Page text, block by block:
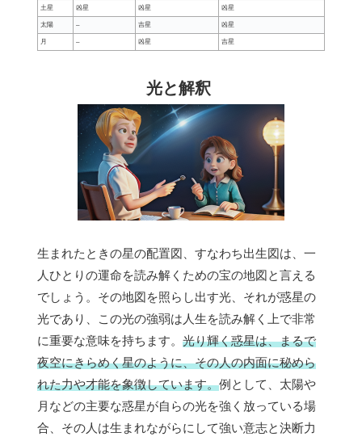
土星 凶星 凶星 凶星
太陽 – 吉星 凶星
月 – 凶星 吉星
光と解釈
生まれたときの星の配置図、すなわち出生図は、一
人ひとりの運命を読み解くための宝の地図と言える
でしょう。その地図を照らし出す光、それが惑星の
光であり、この光の強弱は人生を読み解く上で非常
に重要な意味を持ちます。 光り輝く惑星は、まるで
夜空にきらめく星のように、その人の内面に秘めら
れた力や才能を象徴しています。例として、太陽や
月などの主要な惑星が自らの光を強く放っている場
合、その人は生まれながらにして強い意志と決断力